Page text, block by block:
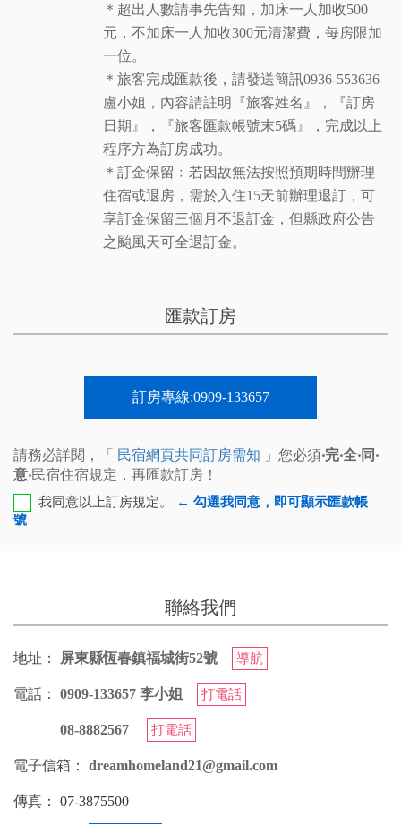
＊超出人數請事先告知，加床一人加收500
元，不加床一人加收300元清潔費，每房限加
一位。
＊旅客完成匯款後，請發送簡訊0936-553636
盧小姐，內容請註明『旅客姓名』，『訂房
日期』，『旅客匯款帳號末5碼』，完成以上
程序方為訂房成功。
＊訂金保留﹕若因故無法按照預期時間辦理
住宿或退房，需於入住15天前辦理退訂，可
享訂金保留三個月不退訂金，但縣政府公告
之颱風天可全退訂金。
匯款訂房
訂房專線:0909-133657
請務必詳閱，「 民宿網頁共同訂房需知 」您必須‧完‧全‧同‧
意‧民宿住宿規定，再匯款訂房！
我同意以上訂房規定。
← 勾選我同意，即可顯示匯款帳
號
您也可以利用這幾個常用的網路ATM匯款： [郵局ATM]、
[ 彰銀ATM ]、 [一銀ATM]
(以上三個銀行網路ATM只是方便網友直接連結，並不代
表民宿有提供該銀行匯款帳號喔。) 匯入任何款項後，請記
聯絡我們
地址： 屏東縣恆春鎮福城街52號 導航
電話： 0909-133657 李小姐 打電話
08-8882567 打電話
電子信箱： dreamhomeland21@gmail.com
傳真： 07-3875500